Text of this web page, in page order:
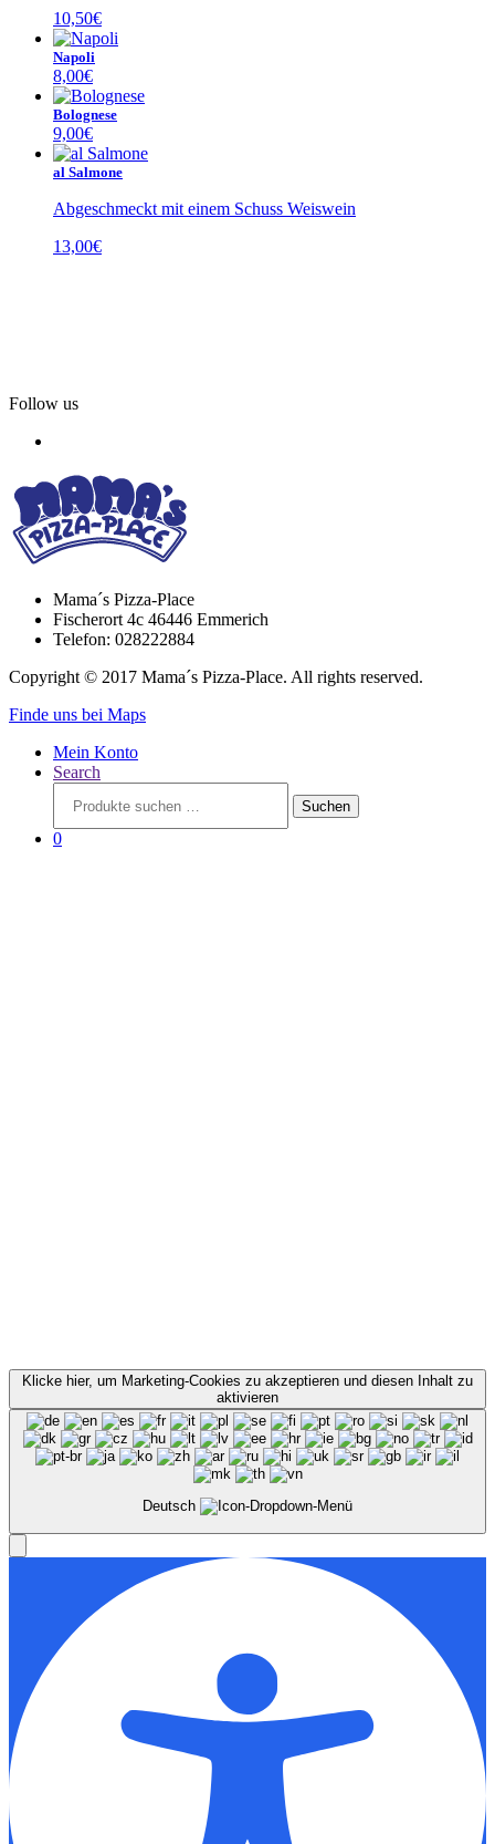
10,50€
Napoli
8,00€
Bolognese
9,00€
al Salmone
Abgeschmeckt mit einem Schuss Weiswein
13,00€
Follow us
Mama´s Pizza-Place
Fischerort 4c 46446 Emmerich
Telefon: 028222884
Copyright © 2017 Mama´s Pizza-Place. All rights reserved.
Finde uns bei Maps
Mein Konto
Search
nach:
Suchen
0
Klicke hier, um Marketing-Cookies zu akzeptieren und diesen Inhalt zu
aktivieren
Deutsch